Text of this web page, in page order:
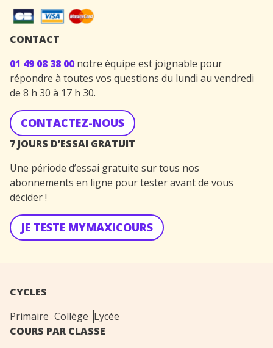
CONTACT
01 49 08 38 00 notre équipe est joignable pour
répondre à toutes vos questions du lundi au vendredi
de 8 h 30 à 17 h 30.
CONTACTEZ-NOUS
7 JOURS D’ESSAI GRATUIT
Une période d’essai gratuite sur tous nos
abonnements en ligne pour tester avant de vous
décider !
JE TESTE MYMAXICOURS
CYCLES
Primaire Collège Lycée
COURS PAR CLASSE